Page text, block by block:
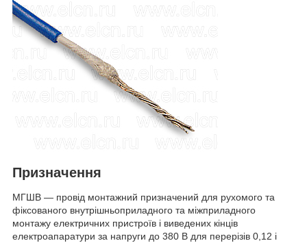
Призначення
МГШВ — провід монтажний призначений для рухомого та
фіксованого внутрішньоприладного та міжприладного
монтажу електричних пристроїв і виведених кінців
електроапаратури за напруги до 380 В для перерізів 0,12 і